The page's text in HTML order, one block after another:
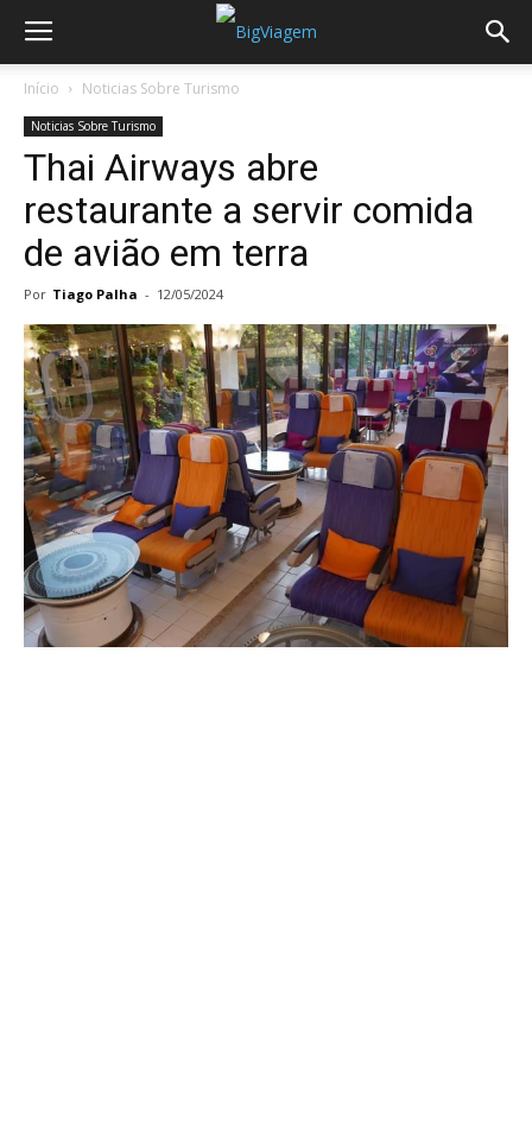
Início Noticias Sobre Turismo
Noticias Sobre Turismo
Thai Airways abre
restaurante a servir comida
de avião em terra
Por Tiago Palha - 12/05/2024